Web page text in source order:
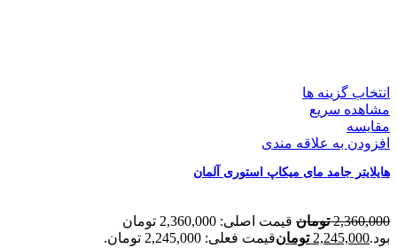
انتخاب گزینه ها
مشاهده سریع
مقایسه
افزودن به علاقه مندی
هایلایتر جامد مای میکاپ استوری آلمان
2,360,000 تومان
قیمت اصلی: 2,360,000 تومان
بود.2,245,000 تومانقیمت فعلی: 2,245,000 تومان.